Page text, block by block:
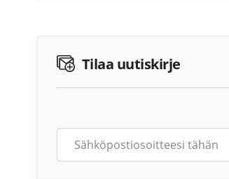
Tilaa uutiskirje